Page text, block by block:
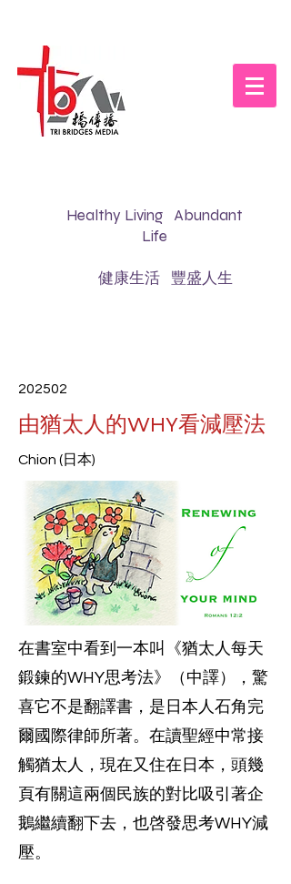
Healthy Living Abundant
Life
健康生活 豐盛人生
202502
由猶太人的WHY看減壓法
Chion (日本)
在書室中看到一本叫《猶太人每天
鍛鍊的WHY思考法》（中譯），驚
喜它不是翻譯書，是日本人石角完
爾國際律師所著。在讀聖經中常接
觸猶太人，現在又住在日本，頭幾
頁有關這兩個民族的對比吸引著企
鵝繼續翻下去，也啓發思考WHY減
壓。